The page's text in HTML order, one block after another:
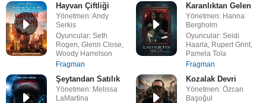
Hayvan Çiftliği
Yönetmen: Andy
Serkis
Oyuncular: Seth
Rogen, Glenn Close,
Woody Harrelson
Fragman
Karanlıktan Gelen
Yönetmen: Hanna
Bergholm
Oyuncular: Seidi
Haarla, Rupert Grint,
Pamela Tola
Fragman
Şeytandan Satılık
Yönetmen: Melissa
LaMartina
Kozalak Devri
Yönetmen: Özcan
Başoğul